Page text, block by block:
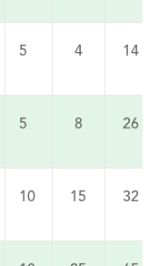
5 4 14
5 8 26
10 15 32